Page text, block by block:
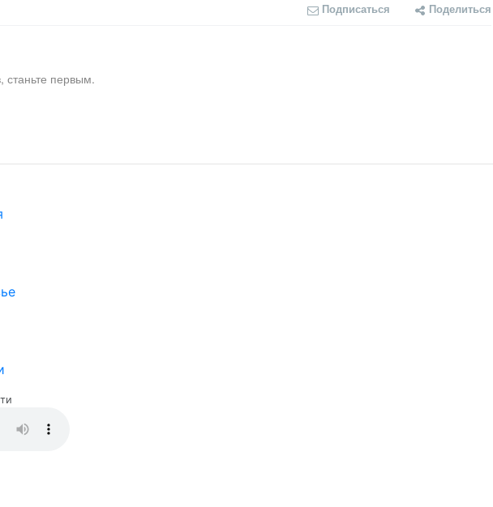
Подписаться Поделиться
станьте первым.